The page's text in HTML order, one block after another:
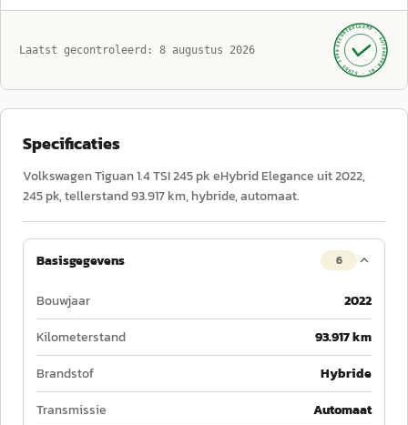
Laatst gecontroleerd: 8 augustus 2026 GECONTROLEERD ·
AUTOKOPEN.NL
· SINDS 1999 ·
Specificaties
Volkswagen Tiguan 1.4 TSI 245 pk eHybrid Elegance uit 2022,
245 pk, tellerstand 93.917 km, hybride, automaat.
Basisgegevens 6
Bouwjaar
2022
Kilometerstand
93.917 km
Brandstof
Hybride
Transmissie
Automaat